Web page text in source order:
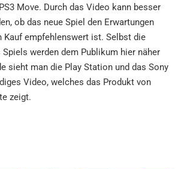
Move. Durch das Video kann besser
ob das neue Spiel den Erwartungen
Kauf empfehlenswert ist. Selbst die
werden dem Publikum hier näher
sieht man die Play Station und das Sony
Video, welches das Produkt von
zeigt.